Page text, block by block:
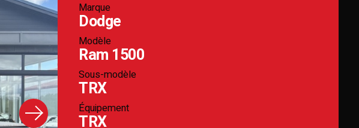
Marque
Dodge
Modèle
Ram 1500
Sous-modèle
TRX
Équipement
TRX